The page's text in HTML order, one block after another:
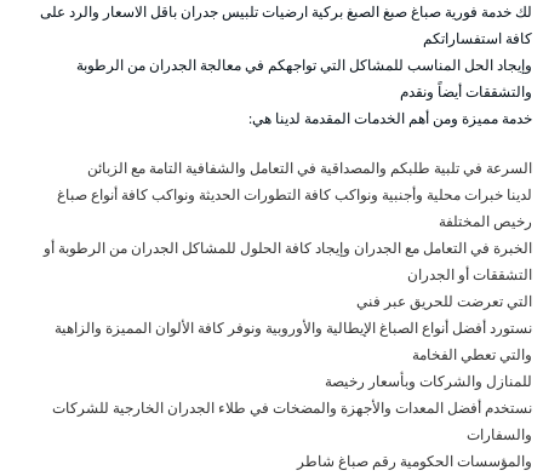
لك خدمة فورية صباغ صبغ الصبغ بركية ارضيات تلبيس جدران باقل الاسعار والرد على
كافة استفساراتكم
وإيجاد الحل المناسب للمشاكل التي تواجهكم في معالجة الجدران من الرطوبة
والتشققات أيضاً ونقدم
خدمة مميزة ومن أهم الخدمات المقدمة لدينا هي:
السرعة في تلبية طلبكم والمصداقية في التعامل والشفافية التامة مع الزبائن
لدينا خبرات محلية وأجنبية ونواكب كافة التطورات الحديثة ونواكب كافة أنواع صباغ
رخيص المختلفة
الخبرة في التعامل مع الجدران وإيجاد كافة الحلول للمشاكل الجدران من الرطوبة أو
التشققات أو الجدران
التي تعرضت للحريق عبر فني
نستورد أفضل أنواع الصباغ الإيطالية والأوروبية ونوفر كافة الألوان المميزة والزاهية
والتي تعطي الفخامة
للمنازل والشركات وبأسعار رخيصة
نستخدم أفضل المعدات والأجهزة والمضخات في طلاء الجدران الخارجية للشركات
والسفارات
والمؤسسات الحكومية رقم صباغ شاطر